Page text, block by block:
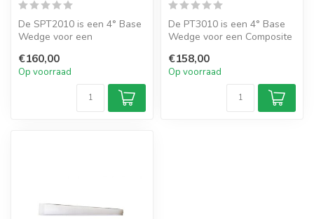
De SPT2010 is een 4° Base
Wedge voor een
Tower.
€160,00
Op voorraad
De PT3010 is een 4° Base
Wedge voor een Composite
€158,00
Op voorraad